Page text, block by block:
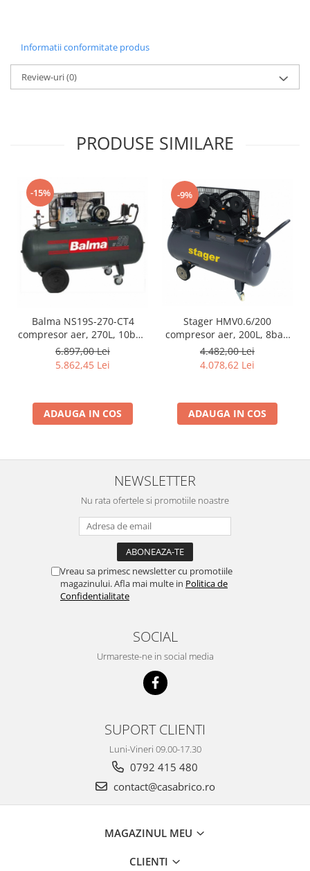
Informatii conformitate produs
Review-uri(0)
PRODUSE SIMILARE
-15%
Balma NS19S-270-CT4
compresor aer, 270L, 10bar,
trifazat, angrenare curea
6.897,00 Lei
5.862,45 Lei
ADAUGA IN COS
-9%
Stager HMV0.6/200
compresor aer, 200L, 8bar,
600L/min, trifazat,
angrenare curea
4.482,00 Lei
4.078,62 Lei
ADAUGA IN COS
NEWSLETTER
Nu rata ofertele si promotiile noastre
Vreau sa primesc newsletter cu promotiile
magazinului. Afla mai multe in Politica de
Confidentialitate
SOCIAL
Urmareste-ne in social media
SUPORT CLIENTI
Luni-Vineri 09.00-17.30
0792 415 480
contact@casabrico.ro
MAGAZINUL MEU
CLIENTI